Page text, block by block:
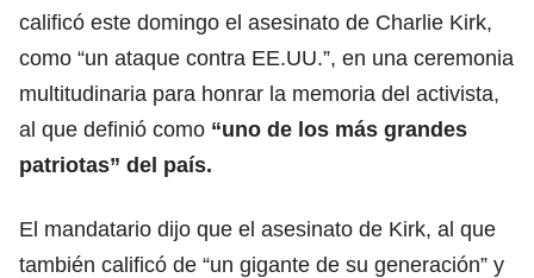
calificó este domingo el asesinato de Charlie Kirk,
como “un ataque contra EE.UU.”, en una ceremonia
multitudinaria para honrar la memoria del activista,
al que definió como “uno de los más grandes
patriotas” del país.
El mandatario dijo que el asesinato de Kirk, al que
también calificó de “un gigante de su generación” y